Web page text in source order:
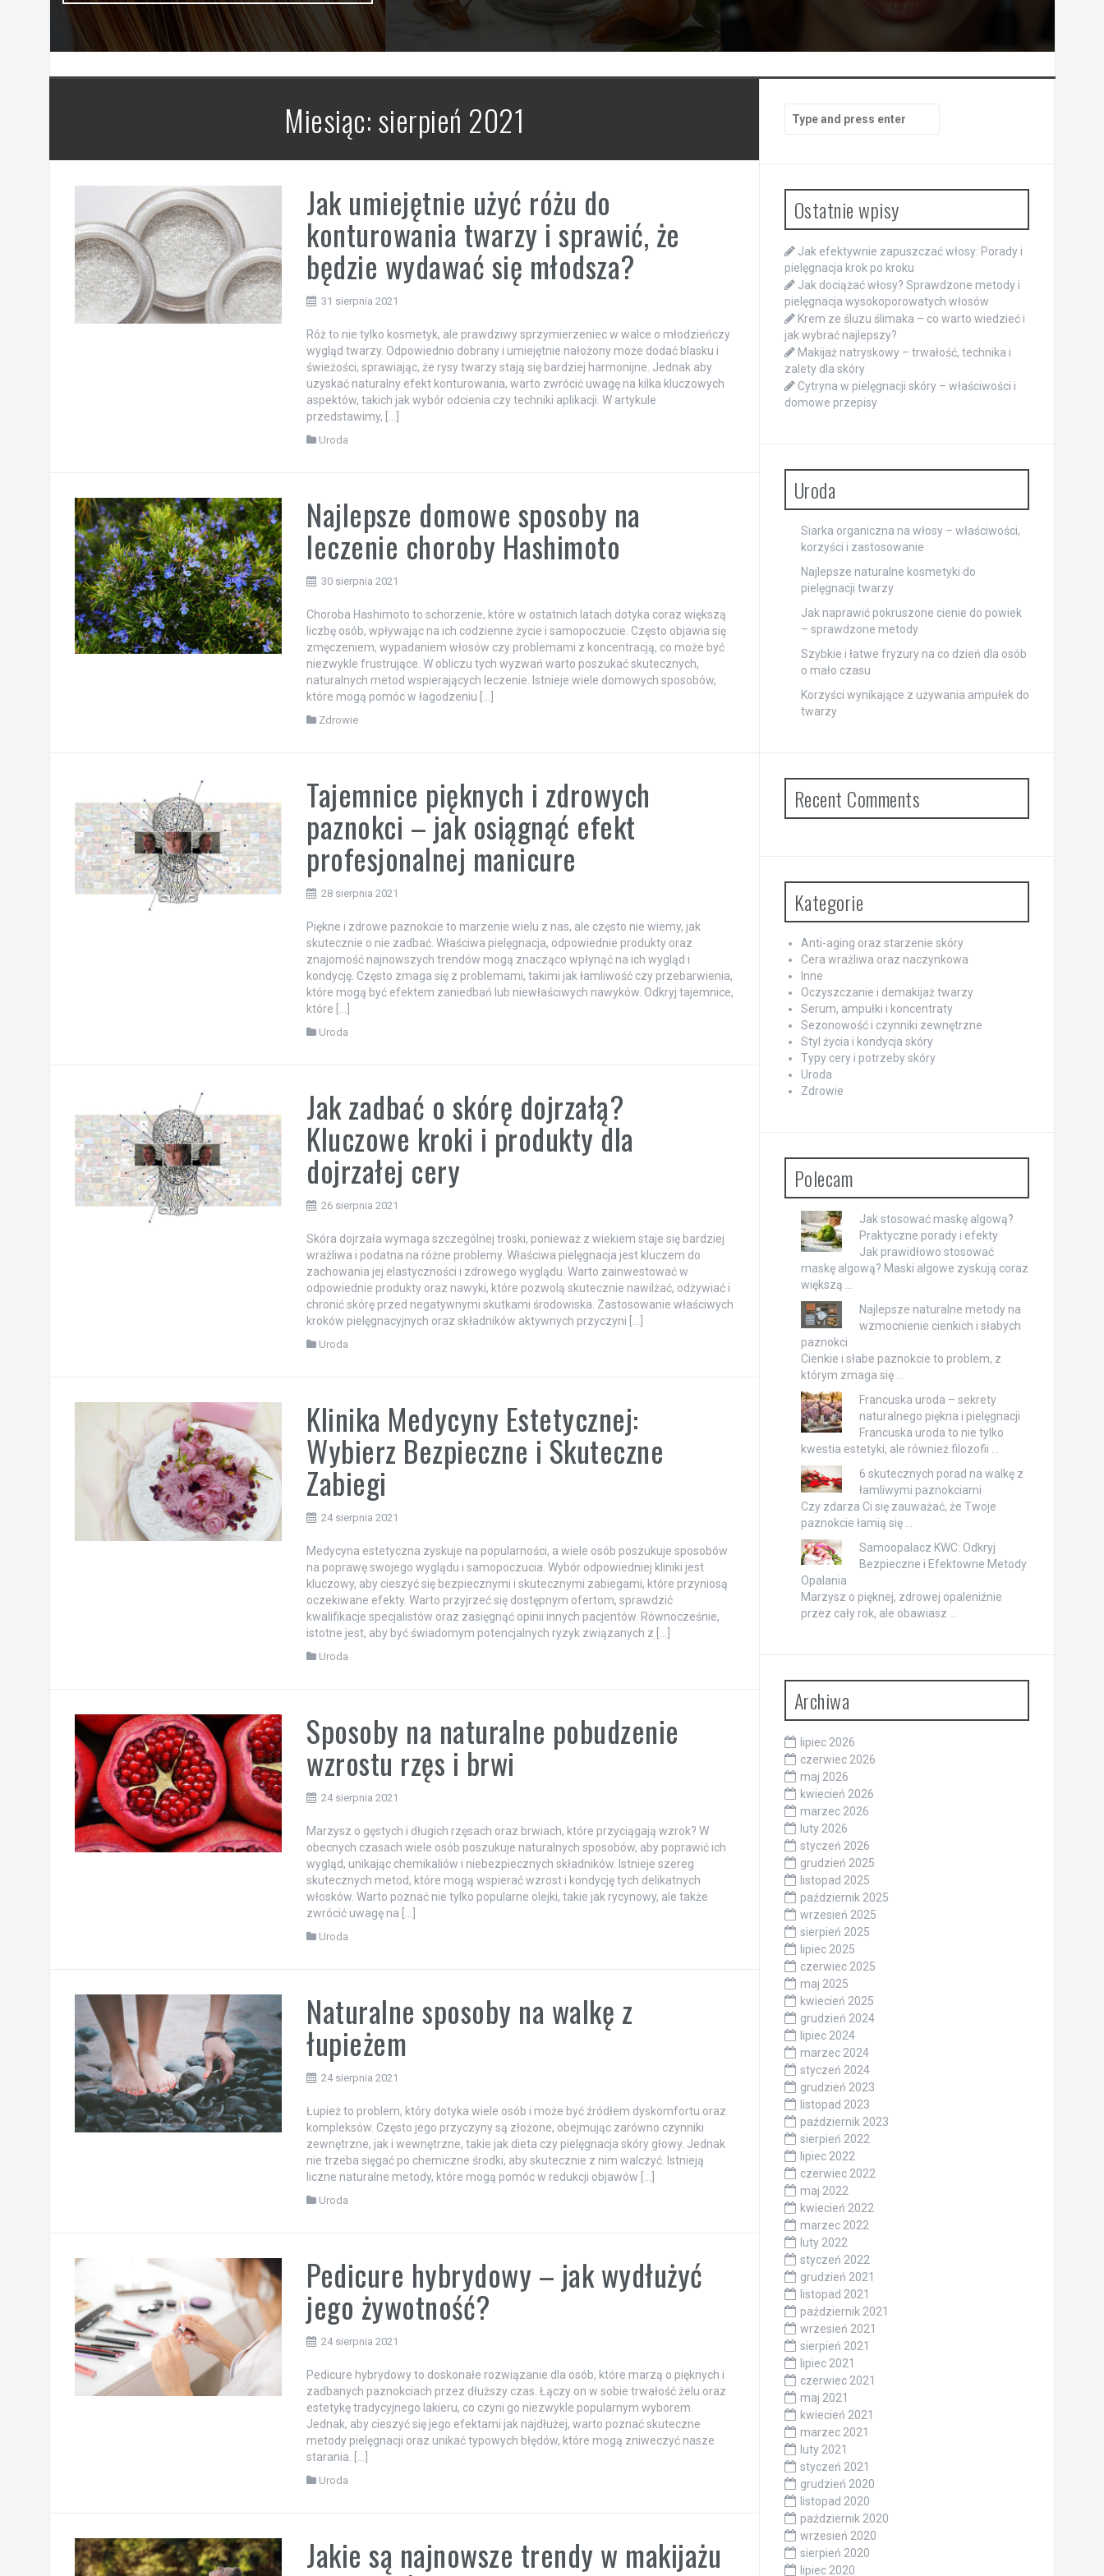
Miesiąc:sierpień 2021
Jak umiejętnie użyć różu do
konturowania twarzy i sprawić, że
będzie wydawać się młodsza?
31 sierpnia 2021
Róż to nie tylko kosmetyk, ale prawdziwy sprzymierzeniec w walce o młodzieńczy
wygląd twarzy. Odpowiednio dobrany i umiejętnie nałożony może dodać blasku i
świeżości, sprawiając, że rysy twarzy stają się bardziej harmonijne. Jednak aby
uzyskać naturalny efekt konturowania, warto zwrócić uwagę na kilka kluczowych
aspektów, takich jak wybór odcienia czy techniki aplikacji. W artykule
przedstawimy, […]
Uroda
Najlepsze domowe sposoby na
leczenie choroby Hashimoto
30 sierpnia 2021
Choroba Hashimoto to schorzenie, które w ostatnich latach dotyka coraz większą
liczbę osób, wpływając na ich codzienne życie i samopoczucie. Często objawia się
zmęczeniem, wypadaniem włosów czy problemami z koncentracją, co może być
niezwykle frustrujące. W obliczu tych wyzwań warto poszukać skutecznych,
naturalnych metod wspierających leczenie. Istnieje wiele domowych sposobów,
które mogą pomóc w łagodzeniu […]
Zdrowie
Tajemnice pięknych i zdrowych
paznokci – jak osiągnąć efekt
profesjonalnej manicure
28 sierpnia 2021
Piękne i zdrowe paznokcie to marzenie wielu z nas, ale często nie wiemy, jak
skutecznie o nie zadbać. Właściwa pielęgnacja, odpowiednie produkty oraz
znajomość najnowszych trendów mogą znacząco wpłynąć na ich wygląd i
kondycję. Często zmaga się z problemami, takimi jak łamliwość czy przebarwienia,
które mogą być efektem zaniedbań lub niewłaściwych nawyków. Odkryj tajemnice,
które […]
Uroda
Jak zadbać o skórę dojrzałą?
Kluczowe kroki i produkty dla
dojrzałej cery
26 sierpnia 2021
Skóra dojrzała wymaga szczególnej troski, ponieważ z wiekiem staje się bardziej
wrażliwa i podatna na różne problemy. Właściwa pielęgnacja jest kluczem do
zachowania jej elastyczności i zdrowego wyglądu. Warto zainwestować w
odpowiednie produkty oraz nawyki, które pozwolą skutecznie nawilżać, odżywiać i
chronić skórę przed negatywnymi skutkami środowiska. Zastosowanie właściwych
kroków pielęgnacyjnych oraz składników aktywnych przyczyni […]
Uroda
Klinika Medycyny Estetycznej:
Wybierz Bezpieczne i Skuteczne
Zabiegi
24 sierpnia 2021
Medycyna estetyczna zyskuje na popularności, a wiele osób poszukuje sposobów
na poprawę swojego wyglądu i samopoczucia. Wybór odpowiedniej kliniki jest
kluczowy, aby cieszyć się bezpiecznymi i skutecznymi zabiegami, które przyniosą
oczekiwane efekty. Warto przyjrzeć się dostępnym ofertom, sprawdzić
kwalifikacje specjalistów oraz zasięgnąć opinii innych pacjentów. Równocześnie,
istotne jest, aby być świadomym potencjalnych ryzyk związanych z […]
Uroda
Sposoby na naturalne pobudzenie
wzrostu rzęs i brwi
24 sierpnia 2021
Marzysz o gęstych i długich rzęsach oraz brwiach, które przyciągają wzrok? W
obecnych czasach wiele osób poszukuje naturalnych sposobów, aby poprawić ich
wygląd, unikając chemikaliów i niebezpiecznych składników. Istnieje szereg
skutecznych metod, które mogą wspierać wzrost i kondycję tych delikatnych
włosków. Warto poznać nie tylko popularne olejki, takie jak rycynowy, ale także
zwrócić uwagę na […]
Uroda
Naturalne sposoby na walkę z
łupieżem
24 sierpnia 2021
Łupież to problem, który dotyka wiele osób i może być źródłem dyskomfortu oraz
kompleksów. Często jego przyczyny są złożone, obejmując zarówno czynniki
zewnętrzne, jak i wewnętrzne, takie jak dieta czy pielęgnacja skóry głowy. Jednak
nie trzeba sięgać po chemiczne środki, aby skutecznie z nim walczyć. Istnieją
liczne naturalne metody, które mogą pomóc w redukcji objawów […]
Uroda
Pedicure hybrydowy – jak wydłużyć
jego żywotność?
24 sierpnia 2021
Pedicure hybrydowy to doskonałe rozwiązanie dla osób, które marzą o pięknych i
zadbanych paznokciach przez dłuższy czas. Łączy on w sobie trwałość żelu oraz
estetykę tradycyjnego lakieru, co czyni go niezwykle popularnym wyborem.
Jednak, aby cieszyć się jego efektami jak najdłużej, warto poznać skuteczne
metody pielęgnacji oraz unikać typowych błędów, które mogą zniweczyć nasze
starania. […]
Uroda
Jakie są najnowsze trendy w makijażu
for:
Ostatnie wpisy
Jak efektywnie zapuszczać włosy: Porady i
pielęgnacja krok po kroku
Jak dociążać włosy? Sprawdzone metody i
pielęgnacja wysokoporowatych włosów
Krem ze śluzu ślimaka – co warto wiedzieć i
jak wybrać najlepszy?
Makijaż natryskowy – trwałość, technika i
zalety dla skóry
Cytryna w pielęgnacji skóry – właściwości i
domowe przepisy
Uroda
Siarka organiczna na włosy – właściwości,
korzyści i zastosowanie
Najlepsze naturalne kosmetyki do
pielęgnacji twarzy
Jak naprawić pokruszone cienie do powiek
– sprawdzone metody
Szybkie i łatwe fryzury na co dzień dla osób
o mało czasu
Korzyści wynikające z używania ampułek do
twarzy
Recent Comments
Kategorie
Anti-aging oraz starzenie skóry
Cera wrażliwa oraz naczynkowa
Inne
Oczyszczanie i demakijaż twarzy
Serum, ampułki i koncentraty
Sezonowość i czynniki zewnętrzne
Styl życia i kondycja skóry
Typy cery i potrzeby skóry
Uroda
Zdrowie
Polecam
Jak stosować maskę algową?
Praktyczne porady i efekty
Jak prawidłowo stosować
maskę algową? Maski algowe zyskują coraz
większą …
Najlepsze naturalne metody na
wzmocnienie cienkich i słabych
paznokci
Cienkie i słabe paznokcie to problem, z
którym zmaga się …
Francuska uroda – sekrety
naturalnego piękna i pielęgnacji
Francuska uroda to nie tylko
kwestia estetyki, ale również filozofii …
6 skutecznych porad na walkę z
łamliwymi paznokciami
Czy zdarza Ci się zauważać, że Twoje
paznokcie łamią się …
Samoopalacz KWC: Odkryj
Bezpieczne i Efektowne Metody
Opalania
Marzysz o pięknej, zdrowej opaleniźnie
przez cały rok, ale obawiasz …
Archiwa
lipiec 2026
czerwiec 2026
maj 2026
kwiecień 2026
marzec 2026
luty 2026
styczeń 2026
grudzień 2025
listopad 2025
październik 2025
wrzesień 2025
sierpień 2025
lipiec 2025
czerwiec 2025
maj 2025
kwiecień 2025
grudzień 2024
lipiec 2024
marzec 2024
styczeń 2024
grudzień 2023
listopad 2023
październik 2023
sierpień 2022
lipiec 2022
czerwiec 2022
maj 2022
kwiecień 2022
marzec 2022
luty 2022
styczeń 2022
grudzień 2021
listopad 2021
październik 2021
wrzesień 2021
sierpień 2021
lipiec 2021
czerwiec 2021
maj 2021
kwiecień 2021
marzec 2021
luty 2021
styczeń 2021
grudzień 2020
listopad 2020
październik 2020
wrzesień 2020
sierpień 2020
lipiec 2020